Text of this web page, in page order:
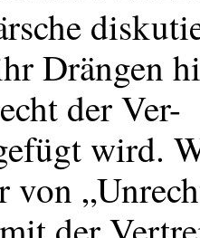
Drängen
der Ver-
wird.
von